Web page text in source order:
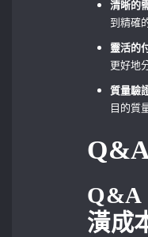
清晰的
到精確
靈活的
更好地
質量驗
目的質
Q&A
潢成